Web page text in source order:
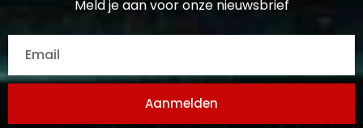
Meld je aan voor onze nieuwsbrief
Aanmelden